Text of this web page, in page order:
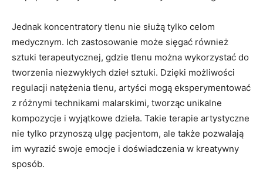
Jednak koncentratory tlenu nie służą tylko celom
medycznym.⁤ Ich zastosowanie⁤ może sięgać ⁤również
‍sztuki terapeutycznej, gdzie ⁢tlenu można wykorzystać do
‍tworzenia niezwykłych dzieł sztuki. Dzięki możliwości
regulacji natężenia tlenu, artyści ⁤mogą eksperymentować
z różnymi technikami malarskimi, tworząc unikalne
kompozycje i wyjątkowe dzieła. Takie terapie artystyczne
nie tylko przynoszą ulgę pacjentom, ⁤ale także pozwalają
im wyrazić swoje ​emocje i doświadczenia w kreatywny
sposób.